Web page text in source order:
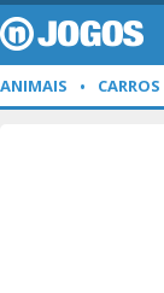
ANIMAIS CARROS